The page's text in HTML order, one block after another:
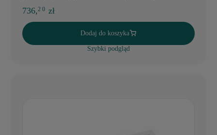
736,2 0 zł
Dodaj do koszyka
Szybki podgląd